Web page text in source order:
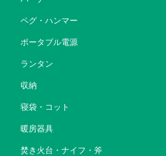
ペグ・ハンマー
ポータブル電源
ランタン
収納
寝袋・コット
暖房器具
焚き火台・ナイフ・斧